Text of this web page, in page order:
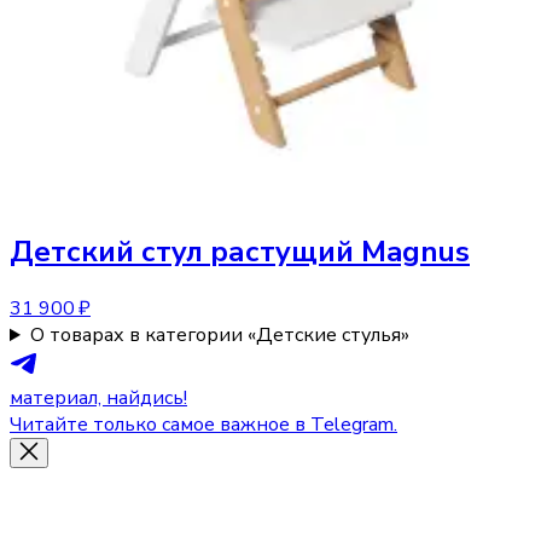
Детский стул растущий Magnus
31 900 ₽
О товарах в категории «Детские стулья»
материал, найдись!
Читайте только самое важное в Telegram.